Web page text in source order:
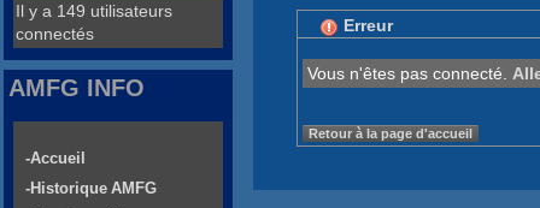
Erreur
Vous n'êtes pas connecté.
Retour à la page d'accueil
Il y a 149 utilisateurs
connectés
AMFG INFO
-Accueil
-Historique AMFG